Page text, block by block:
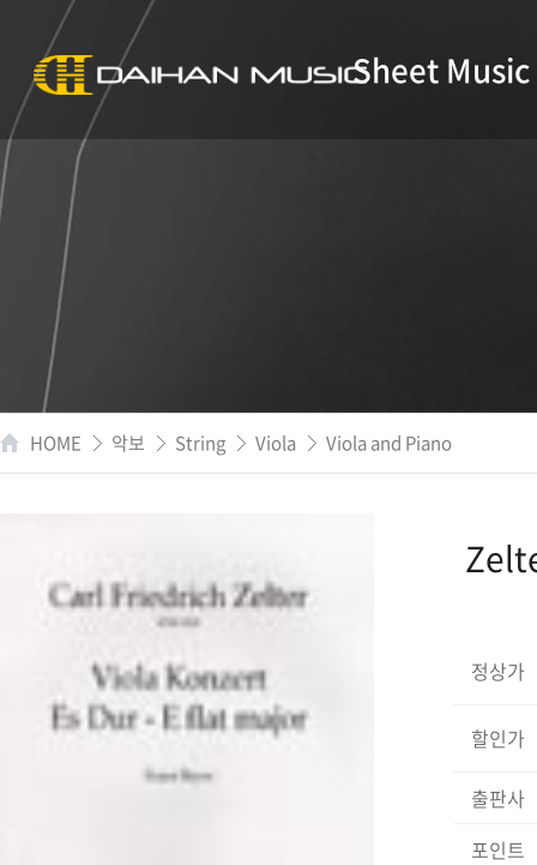
Sheet Music
HOME 악보 String Viola Viola and Piano
정상가
할인가
출판사
포인트